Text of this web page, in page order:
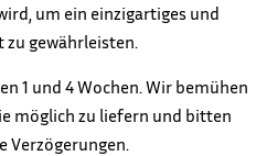
um ein einzigartiges und
gewährleisten.
1 und 4 Wochen. Wir bemühen
möglich zu liefern und bitten
Verzögerungen.